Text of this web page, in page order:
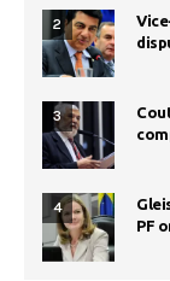
2
3
4
PF